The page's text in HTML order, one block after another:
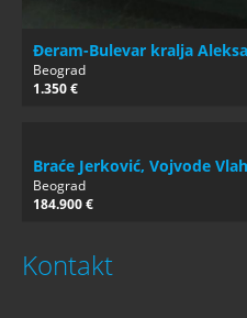
Đeram-Bulevar kralja
Beograd
1.350 €
Braće Jerković, Vojvode
Beograd
184.900 €
Kontakt